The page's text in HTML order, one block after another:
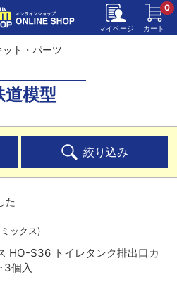
マイページ カート
0
ト・パーツ
道模型
絞り込み
た
ックス)
HO-S36 トイレタンク排出口カ
3個入